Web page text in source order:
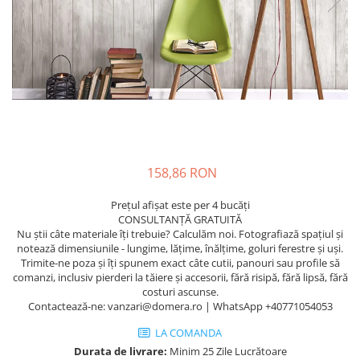
158,86 RON
Prețul afișat este per 4 bucăți
CONSULTANȚĂ GRATUITĂ
Nu știi câte materiale îți trebuie? Calculăm noi. Fotografiază spațiul și
notează dimensiunile - lungime, lățime, înălțime, goluri ferestre și uși.
Trimite-ne poza și îți spunem exact câte cutii, panouri sau profile să
comanzi, inclusiv pierderi la tăiere și accesorii, fără risipă, fără lipsă, fără
costuri ascunse.
Contactează-ne: vanzari@domera.ro | WhatsApp +40771054053
LA COMANDA
Durata de livrare: Minim 25 Zile Lucrătoare